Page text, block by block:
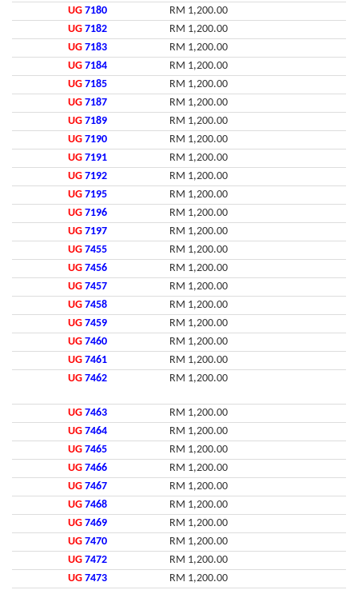
UG 7180
RM 1,200.00
UG 7182
RM 1,200.00
UG 7183
RM 1,200.00
UG 7184
RM 1,200.00
UG 7185
RM 1,200.00
UG 7187
RM 1,200.00
UG 7189
RM 1,200.00
UG 7190
RM 1,200.00
UG 7191
RM 1,200.00
UG 7192
RM 1,200.00
UG 7195
RM 1,200.00
UG 7196
RM 1,200.00
UG 7197
RM 1,200.00
UG 7455
RM 1,200.00
UG 7456
RM 1,200.00
UG 7457
RM 1,200.00
UG 7458
RM 1,200.00
UG 7459
RM 1,200.00
UG 7460
RM 1,200.00
UG 7461
RM 1,200.00
UG 7462 RM 1,200.00
UG 7463
RM 1,200.00
UG 7464
RM 1,200.00
UG 7465
RM 1,200.00
UG 7466
RM 1,200.00
UG 7467
RM 1,200.00
UG 7468
RM 1,200.00
UG 7469
RM 1,200.00
UG 7470
RM 1,200.00
UG 7472
RM 1,200.00
UG 7473
RM 1,200.00